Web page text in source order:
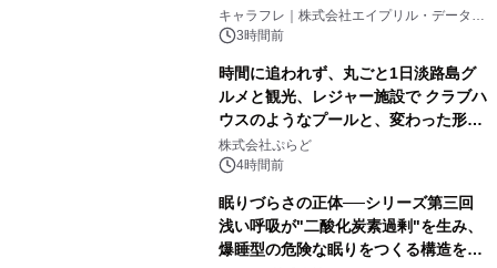
キャラフレ｜株式会社エイプリル・データ・
デザインズ
3時間前
時間に追われず、丸ごと1日淡路島グ
ルメと観光、レジャー施設で クラブハ
ウスのようなプールと、変わった形の
サウナも 「THE BOXY AWAJI」のお
得な素泊まり連泊プランで
株式会社ぷらど
4時間前
眠りづらさの正体──シリーズ第三回
浅い呼吸が"二酸化炭素過剰"を生み、
爆睡型の危険な眠りをつくる構造を解